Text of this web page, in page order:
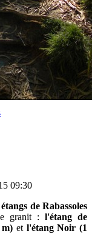
09:30
de Rabassoles
granit : l'étang de
et l'étang Noir (1